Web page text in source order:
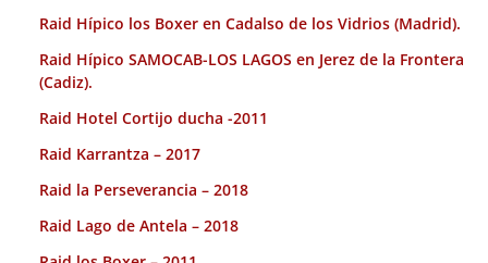
Raid Hípico los Boxer en Cadalso de los Vidrios (Madrid).
Raid Hípico SAMOCAB-LOS LAGOS en Jerez de la Frontera
(Cadiz).
Raid Hotel Cortijo ducha -2011
Raid Karrantza – 2017
Raid la Perseverancia – 2018
Raid Lago de Antela – 2018